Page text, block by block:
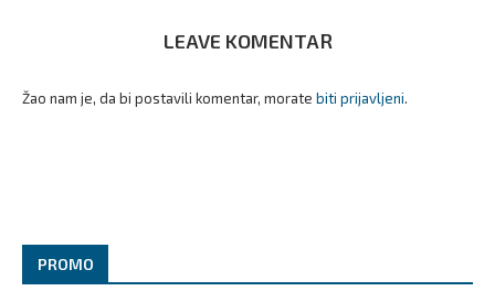
LEAVE KOMENTAR
Žao nam je, da bi postavili komentar, morate biti prijavljeni.
PROMO